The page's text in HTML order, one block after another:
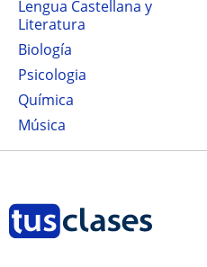
Lengua Castellana y
Literatura
Biología
Psicologia
Química
Música